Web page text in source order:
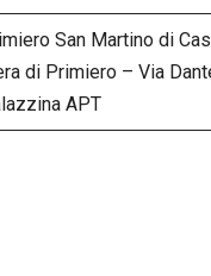
San Martino di
di Primiero – Via
APT